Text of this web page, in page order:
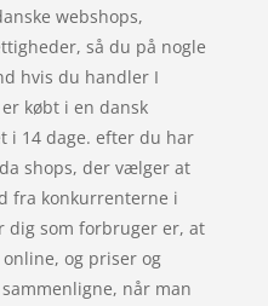
webshops,
så du på nogle
hvis du handler I
købt i en dansk
i 14 dage. efter du har
shops, der vælger at
fra konkurrenterne i
dig som forbruger er, at
og priser og
når man